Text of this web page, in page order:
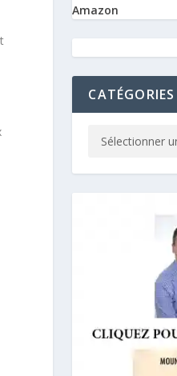
Amazon
CATÉGORIES